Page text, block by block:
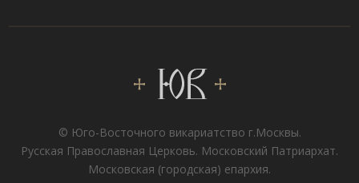
© Юго-Восточного викариатствo г.Москвы.
Русская Православная Церковь. Московский Патриархат.
Московская (городская) епархия.